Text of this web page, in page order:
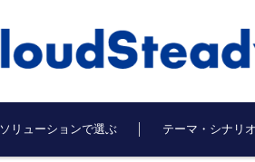
ソリューションで選ぶ テーマ・シナリ